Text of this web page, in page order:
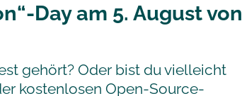
Day am 5. August von
gehört? Oder bist du vielleicht
kostenlosen Open-Source-